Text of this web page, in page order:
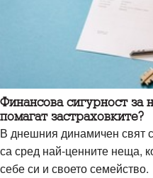
Финансова сигурност за
помагат застраховките?
В днешния динамичен свят
са сред най-ценните неща,
себе си и своето семейство.